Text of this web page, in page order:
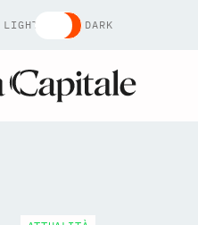
LIGHT DARK